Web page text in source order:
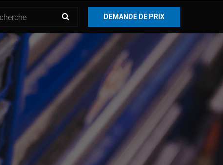
DEMANDE DE PRIX